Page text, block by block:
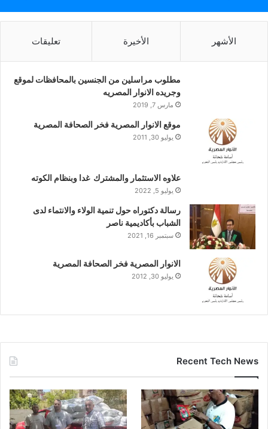
الأشهر الأخيرة تعليقات
مطلوب مراسلين من الجنسين بالمحافظات لموقع
وجريده الانوار المصريه
مارس 7, 2019
موقع الانوار المصرية فخر الصحافة المصرية
يوليو 30, 2011
علاوه الاستثمار والمشترك غدا وبنظام الكوته
يوليو 5, 2022
رسالة دكتوراه حول تنمية الولاء والانتماء لدى
الشباب بأكاديمية ناصر
سبتمبر 16, 2021
الانوار المصرية فخر الصحافة المصرية
يوليو 30, 2012
Recent Tech News